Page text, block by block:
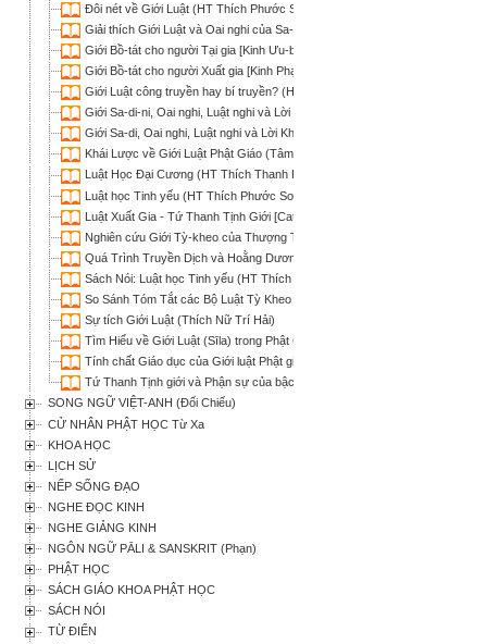
Đôi nét về Giới Luật (HT Thích Phước Sơn)
Giải thích Giới Luật và Oai nghi của Sa-di (HT Thích Quảng Hóa; Thích
Giới Bồ-tát cho người Tại gia [Kinh Ưu-bà-tắc Giới] (Thích Nhật Từ dịch)
Giới Bồ-tát cho người Xuất gia [Kinh Phạm võng Bồ-tát Giới] (Thích Nhật Từ
Giới Luật công truyền hay bí truyền? (HT Thích Phước Sơn)
Giới Sa-di-ni, Oai nghi, Luật nghi và Lời Khuyến Tu của Tổ Quy Sơn (Thích
Giới Sa-di, Oai nghi, Luật nghi và Lời Khuyến Tu của Tổ Quy Sơn (Thích
Khái Lược về Giới Luật Phật Giáo (Tâm Chơn)
Luật Học Đại Cương (HT Thích Thanh Kiểm)
Luật học Tinh yếu (HT Thích Phước Sơn)
Luật Xuất Gia - Tứ Thanh Tịnh Giới [Catuparisuddhisila] (Hộ Tông dịch)
Nghiên cứu Giới Tỳ-kheo của Thượng Tọa Bộ [đối chiếu với 5 phái Luật
Quá Trình Truyền Dịch và Hoằng Dương Luật Điển Đại Tiểu Thừa ở Trung
Sách Nói: Luật học Tinh yếu (HT Thích Phước Sơn)
So Sánh Tóm Tắt các Bộ Luật Tỳ Kheo (Bình Anson)
Sự tích Giới Luật (Thích Nữ Trí Hải)
Tìm Hiểu về Giới Luật (Sīla) trong Phật Giáo (Thích Quang Thạnh)
Tính chất Giáo dục của Giới luật Phật giáo (Thích Phước Sơn)
Tứ Thanh Tịnh giới và Phận sự của bậc xuất gia (Bửu Chơn)
SONG NGỮ VIỆT-ANH (Đối Chiếu)
CỬ NHÂN PHẬT HỌC Từ Xa
KHOA HỌC
LỊCH SỬ
NẾP SỐNG ĐẠO
NGHE ĐỌC KINH
NGHE GIẢNG KINH
NGÔN NGỮ PĀLI & SANSKRIT (Phạn)
PHẬT HỌC
SÁCH GIÁO KHOA PHẬT HỌC
SÁCH NÓI
TỪ ĐIỂN